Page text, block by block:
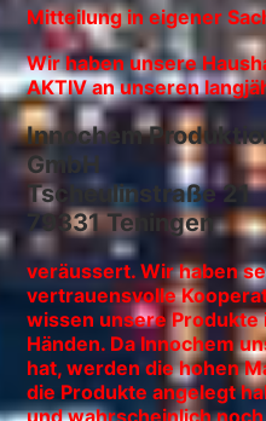
Mitteilung in eigener
Wir haben unsere
AKTIV an unseren
Innochem
GmbH
Tscheulinstraße 21
79331 Teningen
veräussert. Wir haben
vertrauensvolle
wissen unsere Produkte
Händen. Da Innochem
hat, werden die hohen
die Produkte angelegt
und wahrscheinlich